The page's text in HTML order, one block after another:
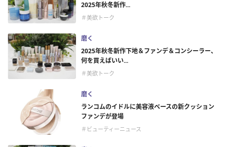
2025年秋冬新作...
＃美欲トーク
磨く
2025年秋冬新作下地＆ファンデ＆コンシーラー、
何を買えばいい...
＃美欲トーク
磨く
ランコムのイドルに美容液ベースの新クッション
ファンデが登場
＃ビューティーニュース